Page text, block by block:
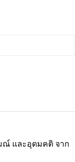
ณ์ และอุดมคติ จาก